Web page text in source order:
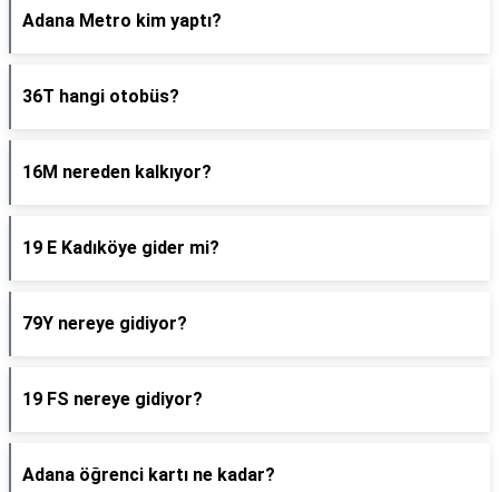
Adana Metro kim yaptı?
36T hangi otobüs?
16M nereden kalkıyor?
19 E Kadıköye gider mi?
79Y nereye gidiyor?
19 FS nereye gidiyor?
Adana öğrenci kartı ne kadar?